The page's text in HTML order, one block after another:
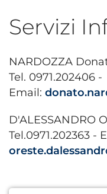
Servizi
NARDOZZA
Tel. 0971.202406 -
Email:
D'ALESSANDRO
Tel.0971.202363 -